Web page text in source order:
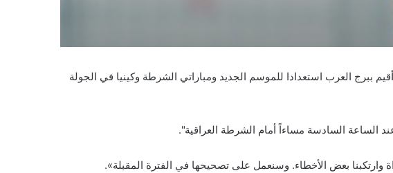
ببرج العرب استعدادا للموسم الجديد ومباراتي الشرطة وكينيا في الجولة
الساعة السادسة مساءاً أمام الشرطة العراقية".
وارتكبنا بعض الأخطاء. وسنعمل على تصحيحها في الفترة المقبلة».